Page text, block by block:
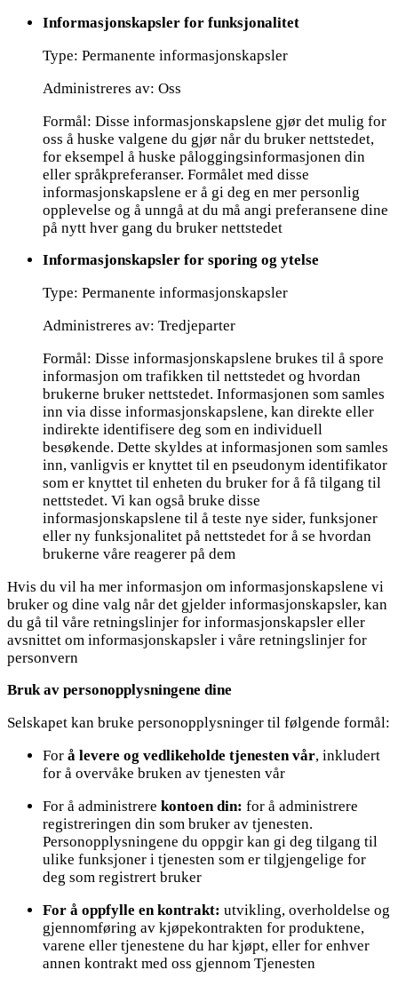
Informasjonskapsler for funksjonalitet
Type: Permanente informasjonskapsler
Administreres av: Oss
Formål: Disse informasjonskapslene gjør det mulig for
oss å huske valgene du gjør når du bruker nettstedet,
for eksempel å huske påloggingsinformasjonen din
eller språkpreferanser. Formålet med disse
informasjonskapslene er å gi deg en mer personlig
opplevelse og å unngå at du må angi preferansene dine
på nytt hver gang du bruker nettstedet
Informasjonskapsler for sporing og ytelse
Type: Permanente informasjonskapsler
Administreres av: Tredjeparter
Formål: Disse informasjonskapslene brukes til å spore
informasjon om trafikken til nettstedet og hvordan
brukerne bruker nettstedet. Informasjonen som samles
inn via disse informasjonskapslene, kan direkte eller
indirekte identifisere deg som en individuell
besøkende. Dette skyldes at informasjonen som samles
inn, vanligvis er knyttet til en pseudonym identifikator
som er knyttet til enheten du bruker for å få tilgang til
nettstedet. Vi kan også bruke disse
informasjonskapslene til å teste nye sider, funksjoner
eller ny funksjonalitet på nettstedet for å se hvordan
brukerne våre reagerer på dem
Hvis du vil ha mer informasjon om informasjonskapslene vi
bruker og dine valg når det gjelder informasjonskapsler, kan
du gå til våre retningslinjer for informasjonskapsler eller
avsnittet om informasjonskapsler i våre retningslinjer for
personvern
Bruk av personopplysningene dine
Selskapet kan bruke personopplysninger til følgende formål:
For å levere og vedlikeholde tjenesten vår, inkludert
for å overvåke bruken av tjenesten vår
For å administrere kontoen din: for å administrere
registreringen din som bruker av tjenesten.
Personopplysningene du oppgir kan gi deg tilgang til
ulike funksjoner i tjenesten som er tilgjengelige for
deg som registrert bruker
For å oppfylle en kontrakt: utvikling, overholdelse og
gjennomføring av kjøpekontrakten for produktene,
varene eller tjenestene du har kjøpt, eller for enhver
annen kontrakt med oss gjennom Tjenesten